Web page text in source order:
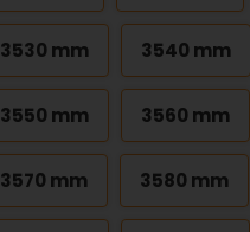
3530 mm 3540 mm
3550 mm 3560 mm
3570 mm 3580 mm